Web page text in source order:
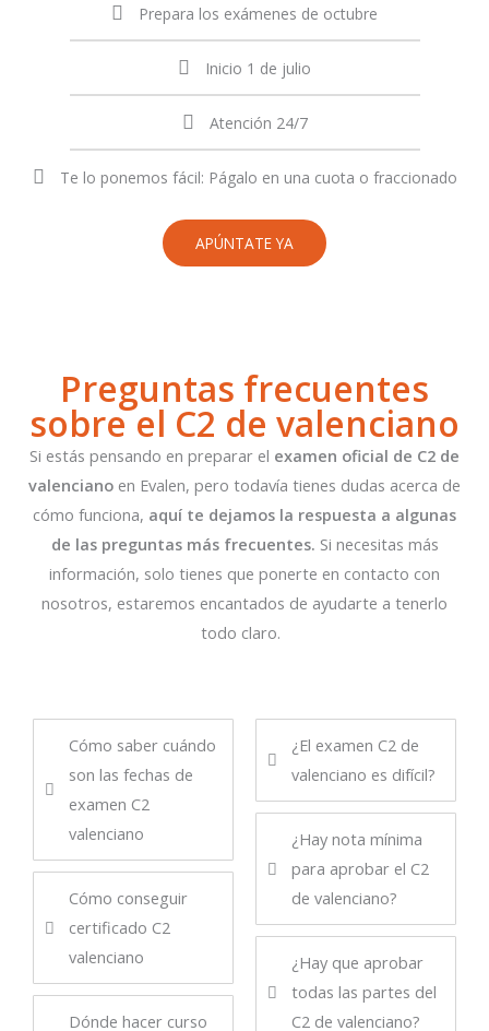
Prepara los exámenes de octubre
Inicio 1 de julio
Atención 24/7
Te lo ponemos fácil: Págalo en una cuota o fraccionado
APÚNTATE YA
Preguntas frecuentes
sobre el C2 de valenciano
Si estás pensando en preparar el examen oficial de C2 de
valenciano en Evalen, pero todavía tienes dudas acerca de
cómo funciona, aquí te dejamos la respuesta a algunas
de las preguntas más frecuentes. Si necesitas más
información, solo tienes que ponerte en contacto con
nosotros, estaremos encantados de ayudarte a tenerlo
todo claro.
Cómo saber cuándo
son las fechas de
examen C2
valenciano
Cómo conseguir
certificado C2
valenciano
Dónde hacer curso
¿El examen C2 de
valenciano es difícil?
¿Hay nota mínima
para aprobar el C2
de valenciano?
¿Hay que aprobar
todas las partes del
C2 de valenciano?